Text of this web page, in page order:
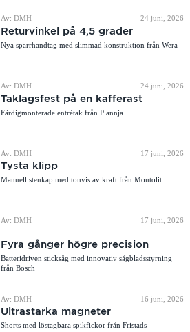
Av: DMH 24 juni, 2026
Returvinkel på 4,5 grader
Nya spärrhandtag med slimmad konstruktion från Wera
Av: DMH 24 juni, 2026
Taklagsfest på en kafferast
Färdigmonterade entrétak från Plannja
Av: DMH 17 juni, 2026
Tysta klipp
Manuell stenkap med tonvis av kraft från Montolit
Av: DMH 17 juni, 2026
Fyra gånger högre precision
Batteridriven sticksåg med innovativ sågbladsstyrning
från Bosch
Av: DMH 16 juni, 2026
Ultrastarka magneter
Shorts med löstagbara spikfickor från Fristads